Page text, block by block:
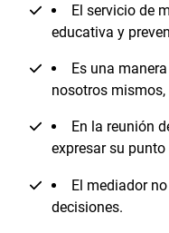
El servicio de
educativa y
Es una
nosotros
En la reunión
expresar su
El mediador
decisiones.